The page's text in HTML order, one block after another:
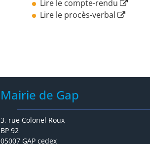
Lire le compte-rendu
Lire le procès-verbal
Mairie de Gap
3, rue Colonel Roux
BP 92
05007 GAP cedex